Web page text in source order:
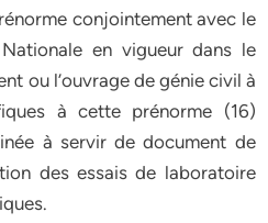
conjointement avec le
en vigueur dans le
ou l’ouvrage de génie civil à
à cette prénorme (16)
à servir de document de
des essais de laboratoire